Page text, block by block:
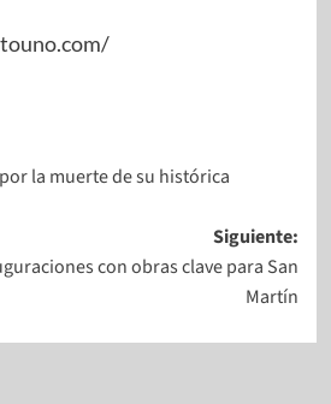
la muerte de su histórica
Siguiente:
con obras clave para San
Martín